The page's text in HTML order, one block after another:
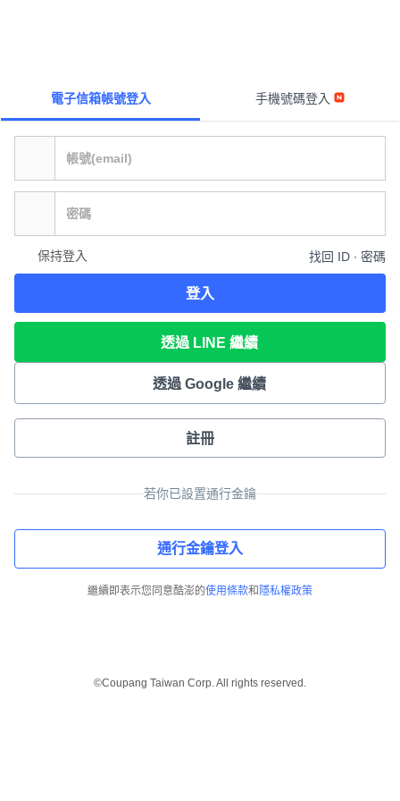
電子信箱帳號登入 手機號碼登入
保持登入 找回 ID ∙ 密碼
登入
透過 LINE 繼續
透過 Google 繼續
註冊
若你已設置通行金鑰
通行金鑰登入
繼續即表示您同意酷澎的使用條款和 隱私權政策
©Coupang Taiwan Corp. All rights reserved.